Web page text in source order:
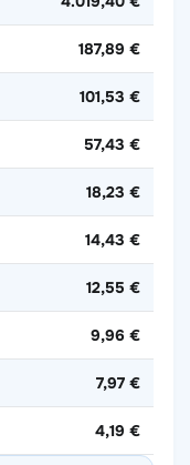
187,89 €
101,53 €
57,43 €
18,23 €
14,43 €
12,55 €
9,96 €
7,97 €
4,19 €